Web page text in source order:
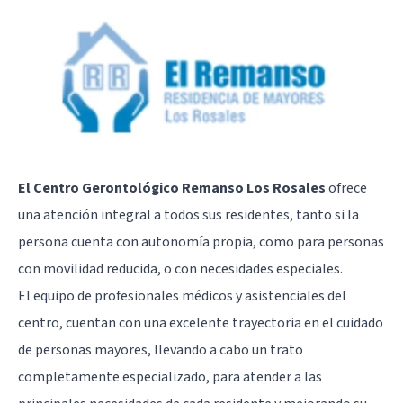
El Centro Gerontológico Remanso Los Rosalesofrece
una atención integral a todos sus residentes, tanto si la
persona cuenta con autonomía propia, como para personas
con movilidad reducida, o con necesidades especiales.
El equipo de profesionales médicos y asistenciales del
centro, cuentan con una excelente trayectoria en el cuidado
de personas mayores, llevando a cabo un trato
completamente especializado, para atender a las